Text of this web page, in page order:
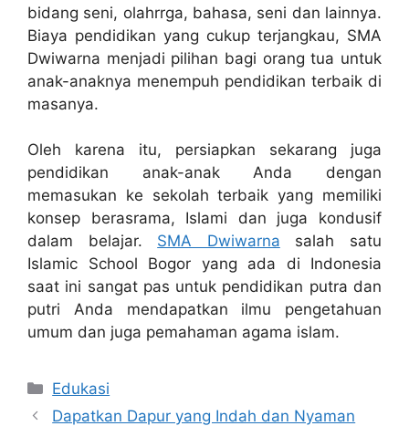
bidang seni, olahrrga, bahasa, seni dan lainnya.
Biaya pendidikan yang cukup terjangkau, SMA
Dwiwarna menjadi pilihan bagi orang tua untuk
anak-anaknya menempuh pendidikan terbaik di
masanya.
Oleh karena itu, persiapkan sekarang juga
pendidikan anak-anak Anda dengan
memasukan ke sekolah terbaik yang memiliki
konsep berasrama, Islami dan juga kondusif
dalam belajar. SMA Dwiwarna salah satu
Islamic School Bogor yang ada di Indonesia
saat ini sangat pas untuk pendidikan putra dan
putri Anda mendapatkan ilmu pengetahuan
umum dan juga pemahaman agama islam.
Categories
Edukasi
Dapatkan Dapur yang Indah dan Nyaman